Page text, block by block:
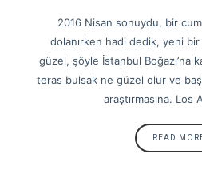
2016 Nisan sonuydu, bir
dolanırken hadi dedik, yeni
güzel, şöyle İstanbul Boğazı’na
teras bulsak ne güzel olur ve
araştırmasına. Los
READ